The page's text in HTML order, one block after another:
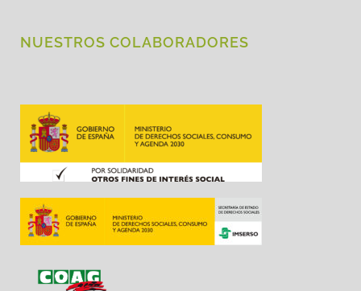
NUESTROS COLABORADORES